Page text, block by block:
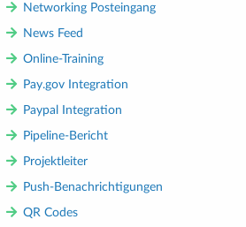
Networking Posteingang
News Feed
Online-Training
Pay.gov Integration
Paypal Integration
Pipeline-Bericht
Projektleiter
Push-Benachrichtigungen
QR Codes